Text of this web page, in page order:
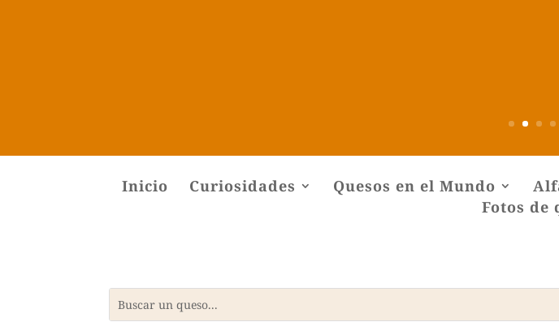
Inicio Curiosidades Quesos en el Mundo
Fotos de